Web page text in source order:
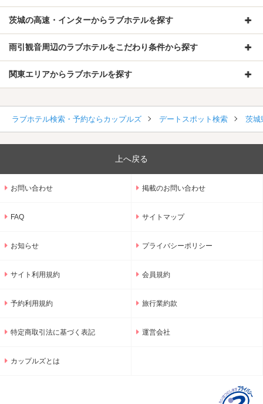
茨城の高速・インターからラブホテルを探す
雨引観音周辺のラブホテルをこだわり条件から探す
関東エリアからラブホテルを探す
ラブホテル検索・予約ならカップルズ デートスポット検索 茨城
上へ戻る
お問い合わせ 掲載のお問い合わせ
FAQ サイトマップ
お知らせ プライバシーポリシー
サイト利用規約 会員規約
予約利用規約 旅行業約款
特定商取引法に基づく表記 運営会社
カップルズとは